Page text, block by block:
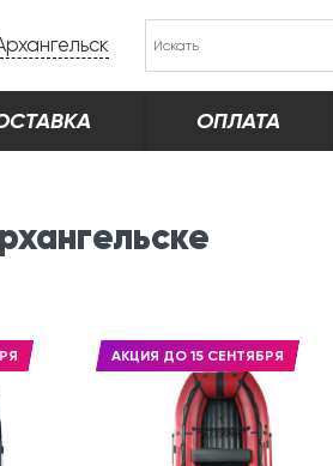
ОПЛАТА
АКЦИЯ ДО 15 СЕНТЯБРЯ